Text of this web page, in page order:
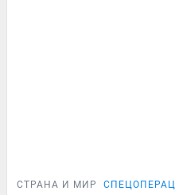
СТРАНА И МИР